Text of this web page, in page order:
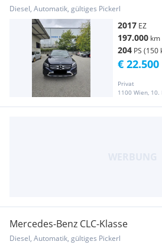
Diesel, Automatik, gültiges Pickerl
2017 EZ
197.000 km
204 PS (150
Privat
1100 Wien,
€ 22.500
Mercedes-Benz CLC-Klasse
Diesel, Automatik, gültiges Pickerl